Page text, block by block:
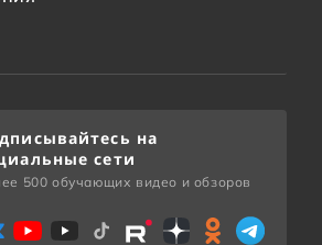
на
сети
500 обучающих видео и обзоров